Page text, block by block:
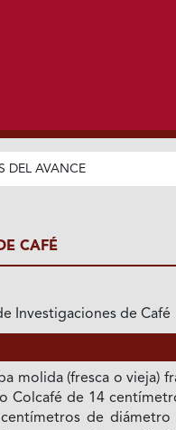
DEL AVANCE
CAFÉ
Investigaciones de Café
molida (fresca o vieja)
Colcafé de 14
de diámetro